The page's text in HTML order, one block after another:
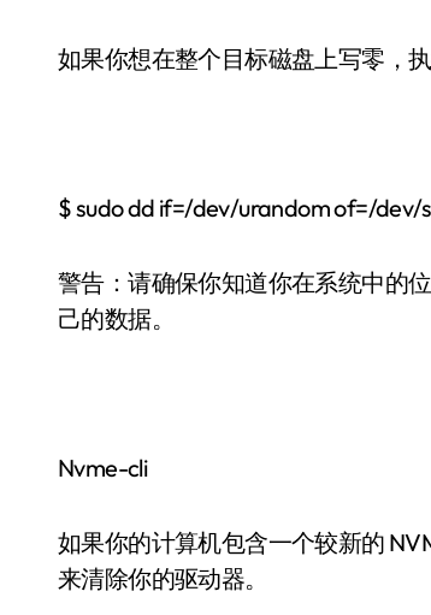
如果你想在整个目标磁盘上写零，
$ sudo dd if=/dev/urandom of=/dev/
警告：请确保你知道你在系统中的
己的数据。
Nvme-cli
如果你的计算机包含一个较新的
来清除你的驱动器。